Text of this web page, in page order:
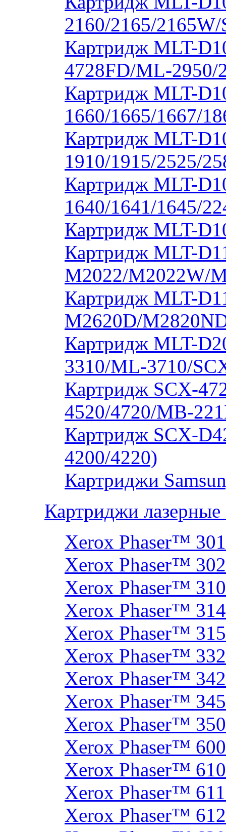
2160/2165/
Картридж MLT-
4728FD/ML-2950/
Картридж MLT-
1660/1665/1667/
Картридж MLT-
1910/1915/2525/
Картридж MLT-
1640/1641/1645/
Картридж MLT-
Картридж MLT-
M2022/M2022W/
Картридж MLT-
M2620D/
Картридж MLT-
3310/ML-3710/
Картридж SCX-
4520/4720/MB-
Картридж SCX-
4200/4220)
Картриджи
Картриджи
Xerox Phaser™
Xerox Phaser™
Xerox Phaser™
Xerox Phaser™
Xerox Phaser™
Xerox Phaser™
Xerox Phaser™
Xerox Phaser™
Xerox Phaser™
Xerox Phaser™
Xerox Phaser™
Xerox Phaser™
Xerox Phaser™